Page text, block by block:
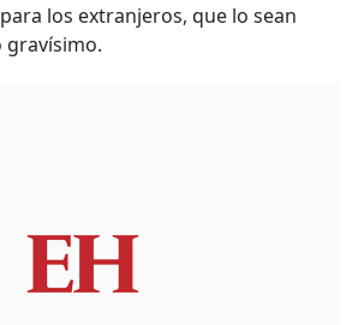
los extranjeros, que lo sean
gravísimo.